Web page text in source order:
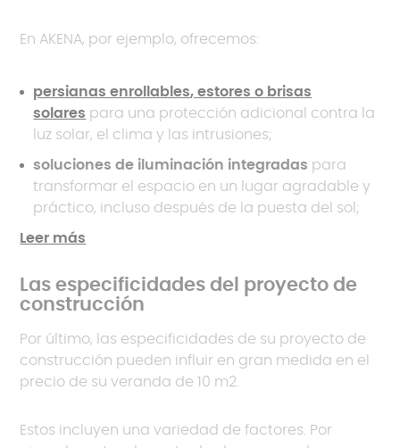
En AKENA, por ejemplo, ofrecemos:
persianas enrollables, estores o brisas
solares para una protección adicional contra la
luz solar, el clima y las intrusiones;
soluciones de iluminación integradas para
transformar el espacio en un lugar agradable y
práctico, incluso después de la puesta del sol;
varios rellenos de techo
necesidades de luz natural y aislamiento
térmico;
soluciones de aperturacon acristalamiento
especial para mejorar el rendimiento de su
veranda y el acceso al exterior.
Leer más
Las especificidades del proyecto de
construcción
Por último, las especificidades de su proyecto de
construcción pueden influir en gran medida en el
precio de su veranda de 10 m2.
Estos incluyen una variedad de factores. Por